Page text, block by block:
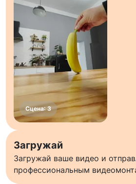
Загружай
Загружай ваше видео и
профессиональным